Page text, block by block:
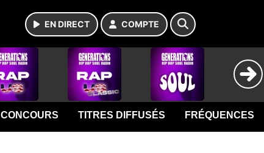
EN DIRECT COMPTE
CONCOURS TITRES DIFFUSÉS FRÉQUENCES